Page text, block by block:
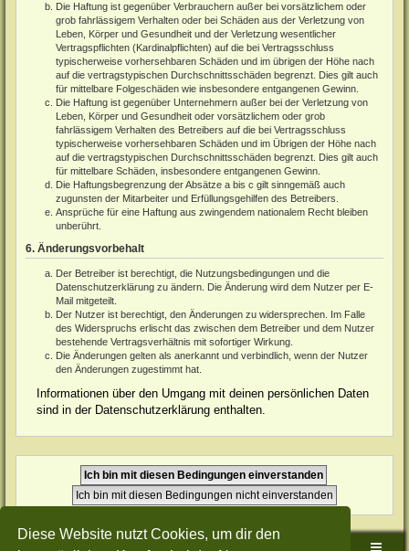
Diese Website nutzt Cookies, um dir den
Die Haftung ist gegenüber Verbrauchern außer bei vorsätzlichem oder
grob fahrlässigem Verhalten oder bei Schäden aus der Verletzung von
Leben, Körper und Gesundheit und der Verletzung wesentlicher
Vertragspflichten (Kardinalpflichten) auf die bei Vertragsschluss
typischerweise vorhersehbaren Schäden und im übrigen der Höhe nach
auf die vertragstypischen Durchschnittsschäden begrenzt. Dies gilt auch
für mittelbare Folgeschäden wie insbesondere entgangenen Gewinn.
Die Haftung ist gegenüber Unternehmern außer bei der Verletzung von
Leben, Körper und Gesundheit oder vorsätzlichem oder grob
fahrlässigem Verhalten des Betreibers auf die bei Vertragsschluss
typischerweise vorhersehbaren Schäden und im Übrigen der Höhe nach
auf die vertragstypischen Durchschnittsschäden begrenzt. Dies gilt auch
für mittelbare Schäden, insbesondere entgangenen Gewinn.
Die Haftungsbegrenzung der Absätze a bis c gilt sinngemäß auch
zugunsten der Mitarbeiter und Erfüllungsgehilfen des Betreibers.
Ansprüche für eine Haftung aus zwingendem nationalem Recht bleiben
unberührt.
6. Änderungsvorbehalt
Der Betreiber ist berechtigt, die Nutzungsbedingungen und die
Datenschutzerklärung zu ändern. Die Änderung wird dem Nutzer per E-
Mail mitgeteilt.
Der Nutzer ist berechtigt, den Änderungen zu widersprechen. Im Falle
des Widerspruchs erlischt das zwischen dem Betreiber und dem Nutzer
bestehende Vertragsverhältnis mit sofortiger Wirkung.
Die Änderungen gelten als anerkannt und verbindlich, wenn der Nutzer
den Änderungen zugestimmt hat.
Informationen über den Umgang mit deinen persönlichen Daten
sind in der Datenschutzerklärung enthalten.
Sudden-Strike-Maps.de Hauptseite Foren-Übersicht